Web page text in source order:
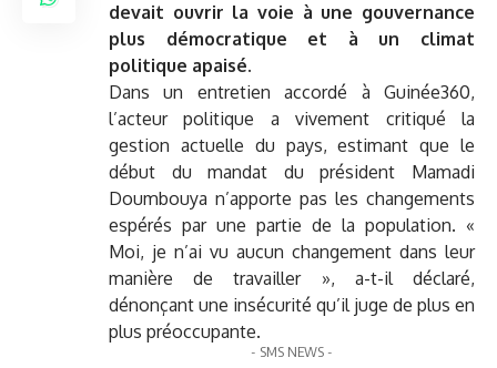
devait ouvrir la voie à une gouvernance
plus démocratique et à un climat
politique apaisé.
Dans un entretien accordé à Guinée360,
l’acteur politique a vivement critiqué la
gestion actuelle du pays, estimant que le
début du mandat du président Mamadi
Doumbouya n’apporte pas les changements
espérés par une partie de la population. «
Moi, je n’ai vu aucun changement dans leur
manière de travailler », a-t-il déclaré,
dénonçant une insécurité qu’il juge de plus en
plus préoccupante.
- SMS NEWS -